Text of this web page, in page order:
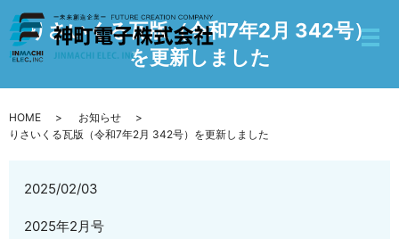
りさいくる瓦版（令和7年2月 342号）
を更新しました
HOME
お知らせ
りさいくる瓦版（令和7年2月 342号）を更新しました
2025/02/03
2025年2月号